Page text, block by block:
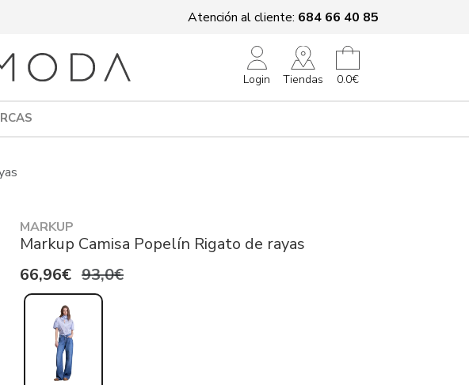
Atención al cliente: 684 66 40 85
Login Tiendas 0.0€
MARKUP
Markup Camisa Popelín Rigato de rayas
66,96€ 93,0€